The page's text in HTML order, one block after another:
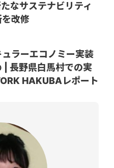
なサステナビリティ
改修
ュラーエコノミー実装
| 長野県白馬村での実
HAKUBAレポート